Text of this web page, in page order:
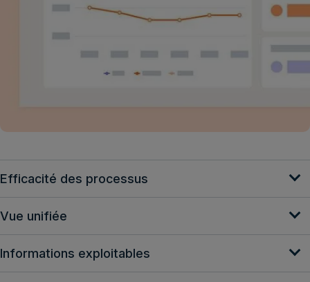
Efficacité des processus
Vue unifiée
Informations exploitables